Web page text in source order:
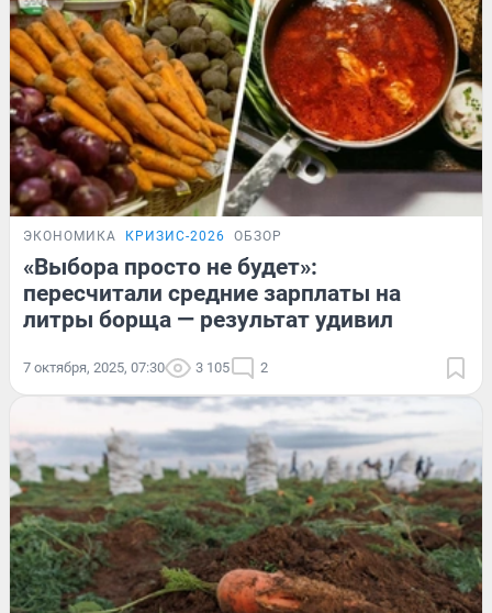
ЭКОНОМИКА КРИЗИС-2026 ОБЗОР
«Выбора просто не будет»:
пересчитали средние зарплаты на
литры борща — результат удивил
7 октября, 2025, 07:30 3 105 2